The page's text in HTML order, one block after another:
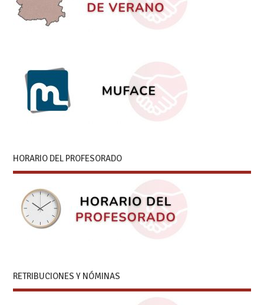
HORARIO DEL PROFESORADO
RETRIBUCIONES Y NÓMINAS